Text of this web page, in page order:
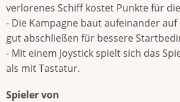
verlorenes Schiff kostet Punkte für
- Die Kampagne baut aufeinander
gut abschließen für bessere
- Mit einem Joystick spielt sich das
als mit Tastatur.
Spieler von